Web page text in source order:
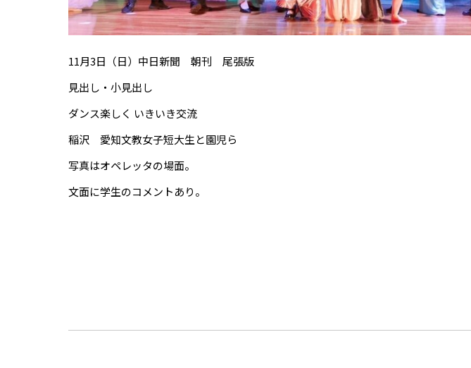
11月3日（日）中日新聞 朝刊 尾張版
見出し・小見出し
ダンス楽しく いきいき交流
稲沢 愛知文教女子短大生と園児ら
写真はオペレッタの場面。
文面に学生のコメントあり。